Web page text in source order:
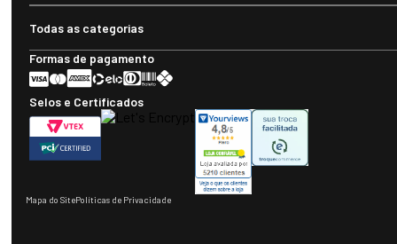
Todas as categorias
Formas de pagamento
Selos e Certificados
Mapa do SitePolíticas de Privacidade